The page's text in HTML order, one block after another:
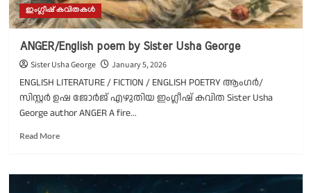
ഇംഗ്ലീഷ് കവിതകൾ
ANGER/English poem by Sister Usha George
Sister Usha George January 5, 2026
ENGLISH LITERATURE / FICTION / ENGLISH POETRY ആംഗർ/
സിസ്റ്റർ ഉഷ ജോർജ് എഴുതിയ ഇംഗ്ലീഷ് കവിത Sister Usha
George author ANGER A fire...
Read MoreRead
ANGER/English